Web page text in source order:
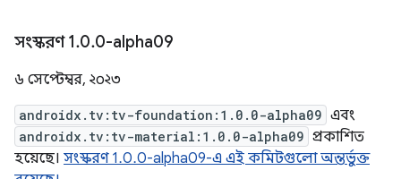
সংস্করণ 1.0.0-alpha09
৬ সেপ্টেম্বর, ২০২৩
androidx.tv:tv-foundation:1.0.0-alpha09 এবং
androidx.tv:tv-material:1.0.0-alpha09 প্রকাশিত
হয়েছে। সংস্করণ 1.0.0-alpha09-এ এই কমিটগুলো অন্তর্ভুক্ত